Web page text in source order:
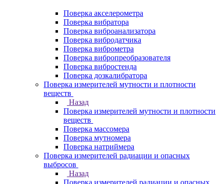
Поверка акселерометра
Поверка вибратора
Поверка виброанализатора
Поверка вибродатчика
Поверка виброметра
Поверка вибропреобразователя
Поверка вибростенда
Поверка дозкалибратора
Поверка измерителей мутности и плотности
веществ
Назад
Поверка измерителей мутности и плотности
веществ
Поверка массомера
Поверка мутномера
Поверка натриймера
Поверка измерителей радиации и опасных
выбросов
Назад
Поверка измерителей радиации и опасных